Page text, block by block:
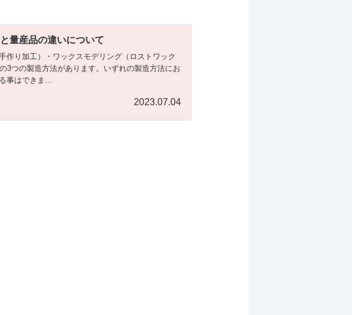
量産品の違いについて
作り加工）・ワックスモデリング（ロストワック
3つの製造方法があります。いずれの製造方法にお
事はできま...
2023.07.04